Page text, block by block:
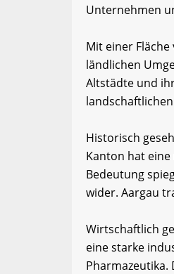
Unternehmen
Mit einer
ländlichen
Altstädte und
Historisch
Kanton hat
Bedeutung
wider. Aargau
Wirtschaftlich
eine starke